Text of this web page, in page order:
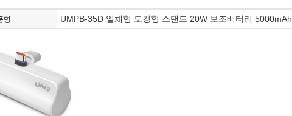
명 UMPB-35D 일체형 도킹형 스탠드 20W 보조배터리 5000mAh